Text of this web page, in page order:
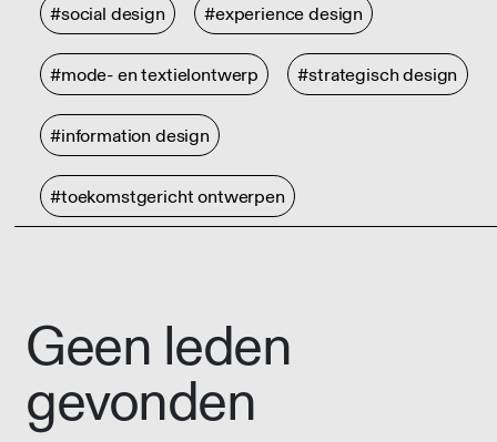
#social design #experience design
#mode- en textielontwerp #strategisch design
#information design
#toekomstgericht ontwerpen
Geen leden
gevonden